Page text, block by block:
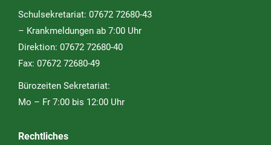
Schulsekretariat: 07672 72680-43
– Krankmeldungen ab 7:00 Uhr
Direktion: 07672 72680-40
Fax: 07672 72680-49
Bürozeiten Sekretariat:
Mo – Fr 7:00 bis 12:00 Uhr
Rechtliches